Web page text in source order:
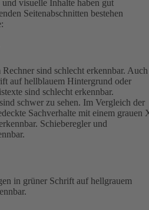
visuelle Inhalte haben gut
Seitenabschnitten bestehen
sind schlecht erkennbar. Auch
auf hellblauem Hintergrund oder
sind schlecht erkennbar.
schwer zu sehen. Im Vergleich der
Sachverhalte mit einem grauen
Schieberegler und
in grüner Schrift auf hellgrauem